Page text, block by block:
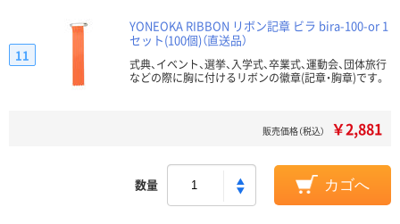
YONEOKA RIBBON リボン記章 ビラ bira-100-or 1
セット(100個)（直送品）
式典、イベント、選挙、入学式、卒業式、運動会、団体旅行
などの際に胸に付けるリボンの徽章(記章・胸章)です。
11
販売価格（税込） ￥2,881
数量 カゴへ